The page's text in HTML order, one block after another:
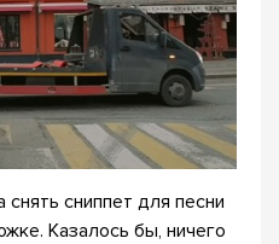
сниппет для песни
Казалось бы, ничего